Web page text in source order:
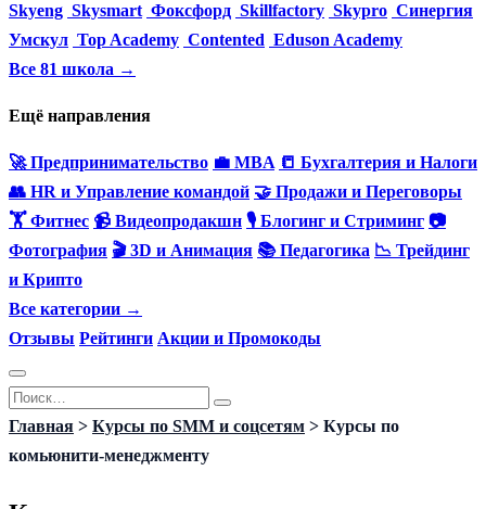
Skyeng Skysmart Фоксфорд Skillfactory Skypro Синергия
Умскул Top Academy Contented Eduson Academy
Все 81 школа →
Ещё направления
🚀 Предпринимательство 💼 MBA 📒 Бухгалтерия и Налоги
👥 HR и Управление командой 🤝 Продажи и Переговоры
🏋️ Фитнес 📹 Видеопродакшн 🎙 Блогинг и Стриминг 📷
Фотография 🎬 3D и Анимация 📚 Педагогика 📉 Трейдинг
и Крипто
Все категории →
Отзывы Рейтинги Акции и Промокоды
Перейти
к
содержанию
Search
for:
Главная > Курсы по SMM и соцсетям > Курсы по
комьюнити-менеджменту